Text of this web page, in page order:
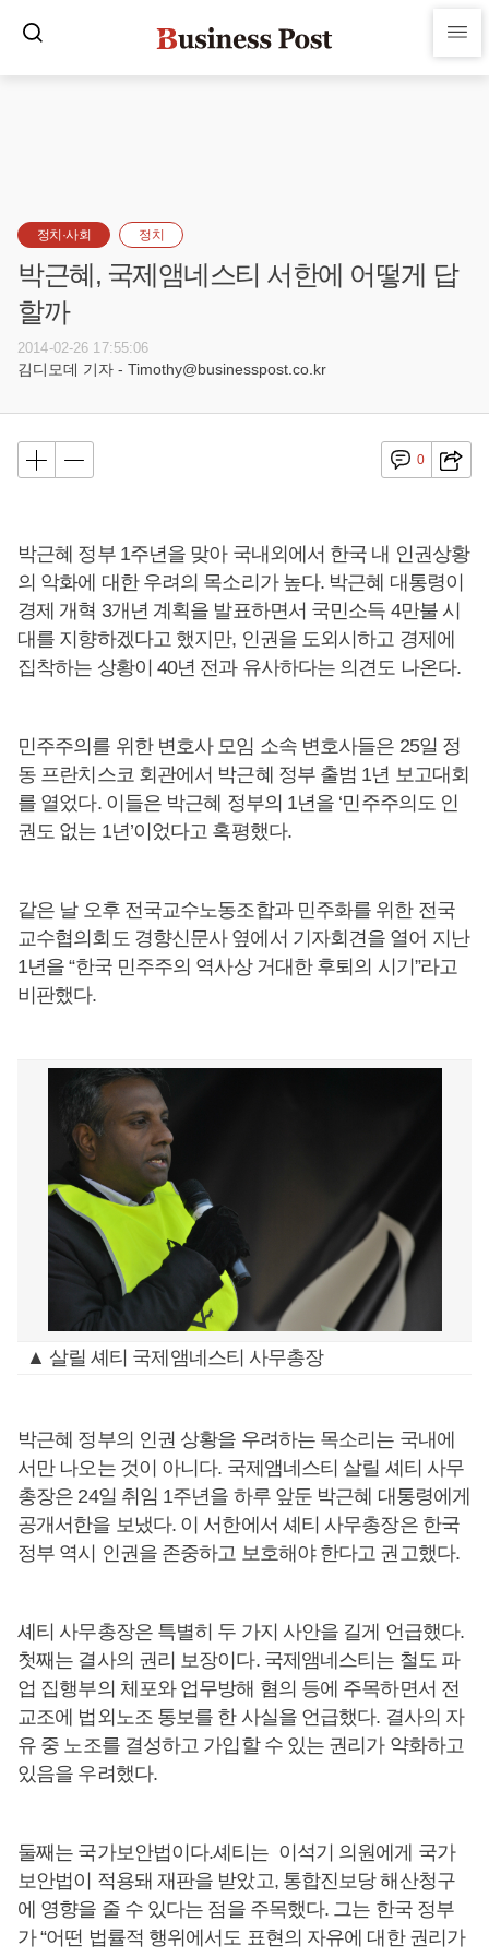
정치·사회 정치
박근혜, 국제앰네스티 서한에 어떻게 답
할까
2014-02-26 17:55:06
김디모데 기자 - Timothy@businesspost.co.kr
0
박근혜 정부 1주년을 맞아 국내외에서 한국 내 인권상황
의 악화에 대한 우려의 목소리가 높다. 박근혜 대통령이
경제 개혁 3개년 계획을 발표하면서 국민소득 4만불 시
대를 지향하겠다고 했지만, 인권을 도외시하고 경제에
집착하는 상황이 40년 전과 유사하다는 의견도 나온다.
민주주의를 위한 변호사 모임 소속 변호사들은 25일 정
동 프란치스코 회관에서 박근혜 정부 출범 1년 보고대회
를 열었다. 이들은 박근혜 정부의 1년을 ‘민주주의도 인
권도 없는 1년’이었다고 혹평했다.
같은 날 오후 전국교수노동조합과 민주화를 위한 전국
교수협의회도 경향신문사 옆에서 기자회견을 열어 지난
1년을 “한국 민주주의 역사상 거대한 후퇴의 시기”라고
비판했다.
▲ 살릴 셰티 국제앰네스티 사무총장
박근혜 정부의 인권 상황을 우려하는 목소리는 국내에
서만 나오는 것이 아니다. 국제앰네스티 살릴 셰티 사무
총장은 24일 취임 1주년을 하루 앞둔 박근혜 대통령에게
공개서한을 보냈다. 이 서한에서 셰티 사무총장은 한국
정부 역시 인권을 존중하고 보호해야 한다고 권고했다.
셰티 사무총장은 특별히 두 가지 사안을 길게 언급했다.
첫째는 결사의 권리 보장이다. 국제앰네스티는 철도 파
업 집행부의 체포와 업무방해 혐의 등에 주목하면서 전
교조에 법외노조 통보를 한 사실을 언급했다. 결사의 자
유 중 노조를 결성하고 가입할 수 있는 권리가 약화하고
있음을 우려했다.
둘째는 국가보안법이다.셰티는 이석기 의원에게 국가
보안법이 적용돼 재판을 받았고, 통합진보당 해산청구
에 영향을 줄 수 있다는 점을 주목했다. 그는 한국 정부
가 “어떤 법률적 행위에서도 표현의 자유에 대한 권리가